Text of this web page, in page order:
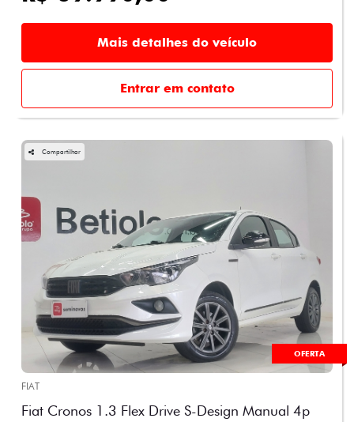
Mais detalhes do veículo
Entrar em contato
OFERTA
Compartilhar
FIAT
Fiat Cronos 1.3 Flex Drive S-Design Manual 4p